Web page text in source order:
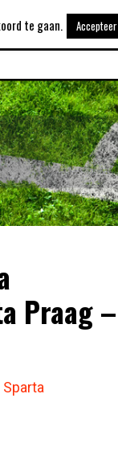
Praag –
te gaan. Accepteer